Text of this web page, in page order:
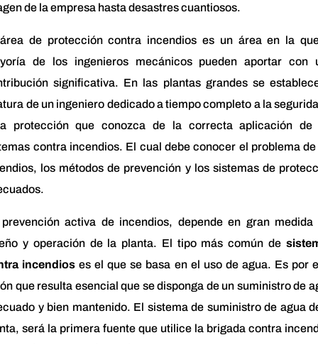
de la empresa hasta desastres cuantiosos.
de protección contra incendios es un área en la
de los ingenieros mecánicos pueden aportar con
significativa. En las plantas grandes se
de un ingeniero dedicado a tiempo completo a la
protección que conozca de la correcta aplicación de
contra incendios. El cual debe conocer el problema
los métodos de prevención y los sistemas de
activa de incendios, depende en gran medida
y operación de la planta. El tipo más común de
incendioses el que se basa en el uso de agua. Es por
que resulta esencial que se disponga de un suministro de
y bien mantenido. El sistema de suministro de agua
será la primera fuente que utilice la brigada contra